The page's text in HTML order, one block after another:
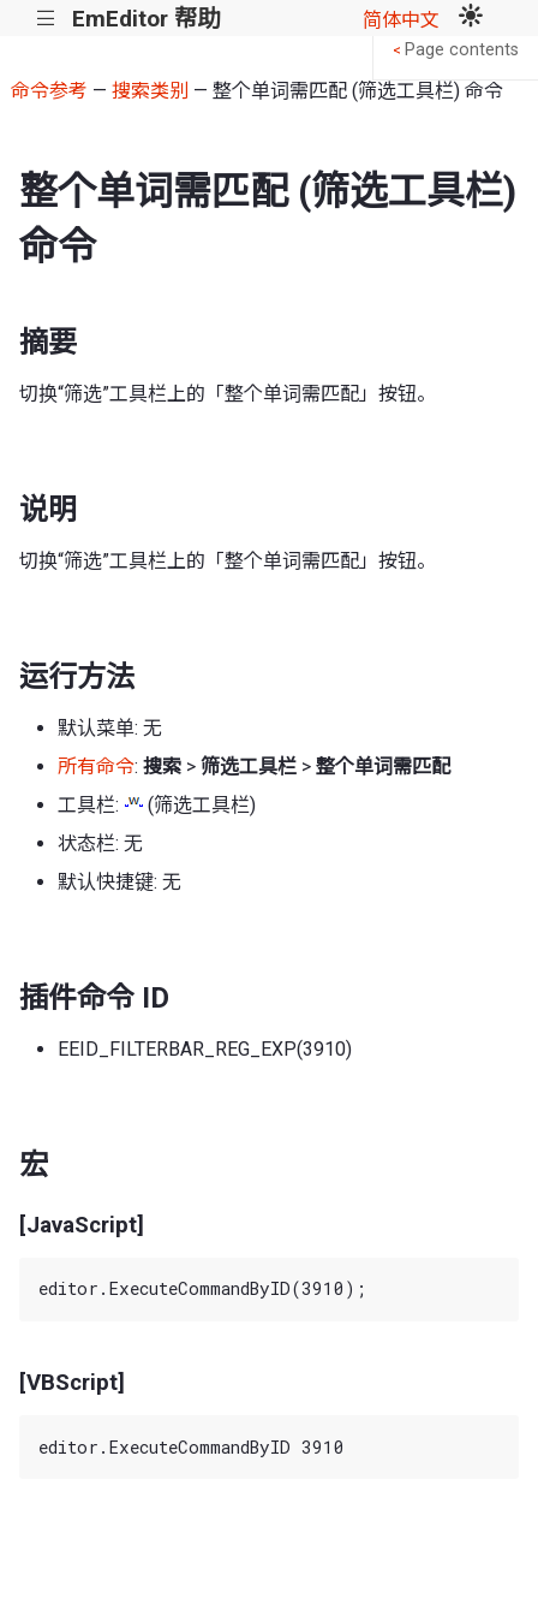
||| EmEditor 帮助 简体中文
命令参考 — 搜索类别 — 整个单词需匹配 (筛选工具栏) 命令
整个单词需匹配 (筛选工具栏)
命令
摘要
切换“筛选”工具栏上的「整个单词需匹配」按钮。
说明
切换“筛选”工具栏上的「整个单词需匹配」按钮。
运行方法
默认菜单: 无
所有命令: 搜索 > 筛选工具栏 > 整个单词需匹配
工具栏:
(筛选工具栏)
状态栏: 无
默认快捷键: 无
插件命令 ID
EEID_FILTERBAR_REG_EXP(3910)
宏
[JavaScript]
[VBScript]
< Page contents